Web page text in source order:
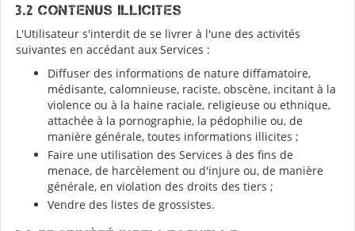
3.2 Contenus illicites
L'Utilisateur s'interdit de se livrer à l'une des activités
suivantes en accédant aux Services :
Diffuser des informations de nature diffamatoire,
médisante, calomnieuse, raciste, obscène, incitant à la
violence ou à la haine raciale, religieuse ou ethnique,
attachée à la pornographie, la pédophilie ou, de
manière générale, toutes informations illicites ;
Faire une utilisation des Services à des fins de
menace, de harcèlement ou d'injure ou, de manière
générale, en violation des droits des tiers ;
Vendre des listes de grossistes.